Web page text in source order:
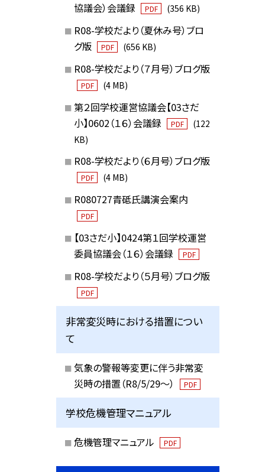
協議会）会議録
PDF (356 KB)
R08-学校だより（夏休み号）ブロ
グ版
PDF (656 KB)
R08-学校だより（７月号）ブログ版
PDF (4 MB)
第２回学校運営協議会【03さだ
小】0602（１６）会議録
PDF
(122
KB)
R08-学校だより（６月号）ブログ版
PDF (4 MB)
R080727青砥氏講演会案内
PDF
【03さだ小】0424第１回学校運営
委員協議会（１６）会議録
PDF
R08-学校だより（５月号）ブログ版
PDF
非常変災時における措置につい
て
気象の警報等変更に伴う非常変
災時の措置（R8/5/29〜）
PDF
学校危機管理マニュアル
危機管理マニュアル PDF